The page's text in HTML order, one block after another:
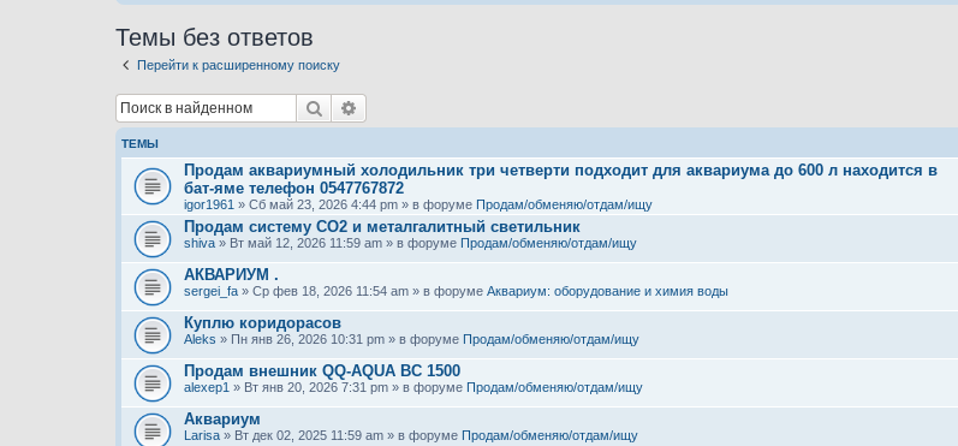
Темы без ответов
Перейти к расширенному поиску
Поиск
ТЕМЫ
Продам аквариумный холодильник три четверти подходит для аквариума до 600 л находится в
бат-яме телефон 0547767872
igor1961 » Сб май 23, 2026 4:44 pm » в форуме Продам/обменяю/отдам/ищу
Продам систему СО2 и металгалитный светильник
shiva » Вт май 12, 2026 11:59 am » в форуме Продам/обменяю/отдам/ищу
АКВАРИУМ .
sergei_fa » Ср фев 18, 2026 11:54 am » в форуме Аквариум: оборудование и химия воды
Куплю коридорасов
Aleks » Пн янв 26, 2026 10:31 pm » в форуме Продам/обменяю/отдам/ищу
Продам внешник QQ-AQUA BC 1500
alexep1 » Вт янв 20, 2026 7:31 pm » в форуме Продам/обменяю/отдам/ищу
Аквариум
Larisa » Вт дек 02, 2025 11:59 am » в форуме Продам/обменяю/отдам/ищу